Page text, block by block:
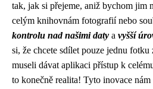
tak, jak si přejeme, aniž bychom jim
celým knihovnám fotografií nebo
kontrolu nad našimi daty a vyšší
si, že chcete sdílet pouze jednu
museli dávat aplikaci přístup k
to konečně realita! Tyto inovace